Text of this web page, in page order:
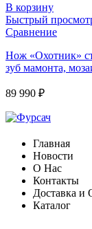
В корзину
Быстрый
Сравнение
Нож «Охотник»
зуб мамонта,
89 990 ₽
Главная
Новости
О Нас
Контакты
Доставка и
Каталог